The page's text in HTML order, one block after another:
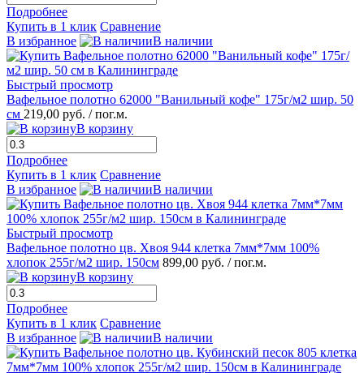
Подробнее
Купить в 1 клик Сравнение
В избранное
В наличии
Быстрый просмотр
Вафельное полотно 62000 "Ванильный кофе" 175г/м2 шир. 50
см 219,00 руб. / пог.м.
В корзину
Подробнее
Купить в 1 клик Сравнение
В избранное
В наличии
Быстрый просмотр
Вафельное полотно цв. Хвоя 944 клетка 7мм*7мм 100%
хлопок 255г/м2 шир. 150см 899,00 руб. / пог.м.
В корзину
Подробнее
Купить в 1 клик Сравнение
В избранное
В наличии